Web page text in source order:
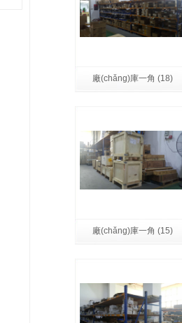
廠(chǎng)庫一角 (18)
廠(chǎng)庫一角 (15)